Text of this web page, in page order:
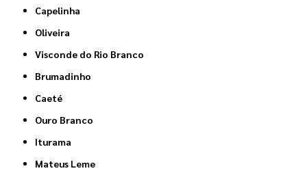
Capelinha
Oliveira
Visconde do Rio Branco
Brumadinho
Caeté
Ouro Branco
Iturama
Mateus Leme